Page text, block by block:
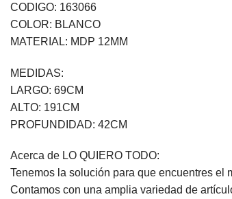
CODIGO: 163066
COLOR: BLANCO
MATERIAL: MDP 12MM
MEDIDAS:
LARGO: 69CM
ALTO: 191CM
PROFUNDIDAD: 42CM
Acerca de LO QUIERO TODO:
Tenemos la solución para que encuentres el
Contamos con una amplia variedad de